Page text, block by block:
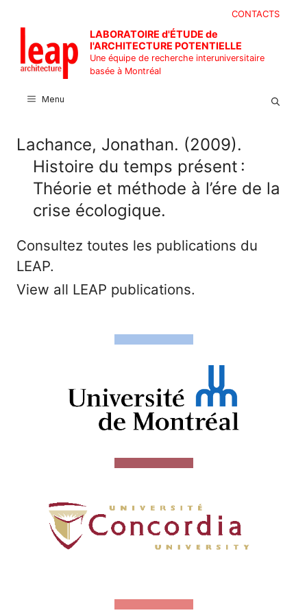
contenu
CONTACTS
LABORATOIRE d'ÉTUDE de
l'ARCHITECTURE POTENTIELLE
Une équipe de recherche interuniversitaire
basée à Montréal
Menu
Lachance, Jonathan. (2009).
Histoire du temps présent :
Théorie et méthode à l’ére de la
crise écologique.
Consultez toutes les publications du
LEAP.
View all LEAP publications.